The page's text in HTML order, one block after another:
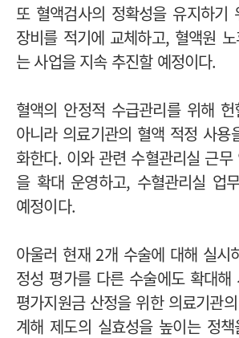
또 혈액검사의 정확성을 유지하기
장비를 적기에 교체하고, 혈액원
는 사업을 지속 추진할 예정이다.
혈액의 안정적 수급관리를 위해
아니라 의료기관의 혈액 적정 사용
화한다. 이와 관련 수혈관리실 근
을 확대 운영하고, 수혈관리실 업
예정이다.
아울러 현재 2개 수술에 대해 실시
정성 평가를 다른 수술에도 확대해
평가지원금 산정을 위한 의료기관
계해 제도의 실효성을 높이는 정